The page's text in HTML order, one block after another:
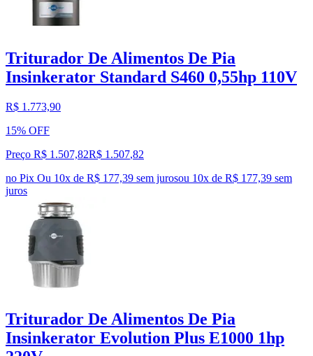
Triturador De Alimentos De Pia
Insinkerator Standard S460 0,55hp 110V
R$ 1.773,90
15% OFF
Preço R$ 1.507,82R$ 1.507,82
no Pix Ou 10x de R$ 177,39 sem jurosou 10x de R$ 177,39 sem
juros
Triturador De Alimentos De Pia
Insinkerator Evolution Plus E1000 1hp